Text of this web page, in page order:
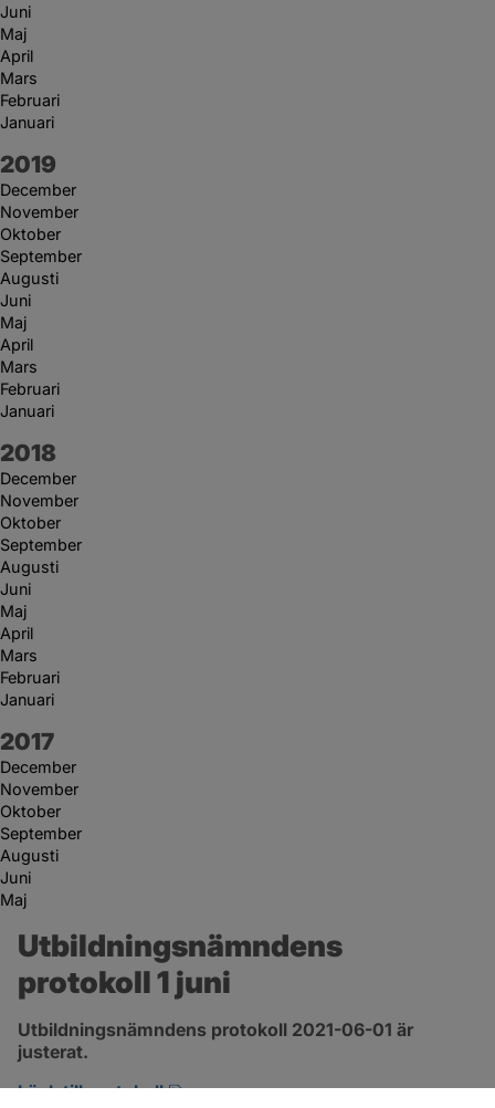
Juni
Maj
April
Mars
Februari
Januari
År:
2019
December
November
Oktober
September
Augusti
Juni
Maj
April
Mars
Februari
Januari
År:
2018
December
November
Oktober
September
Augusti
Juni
Maj
April
Mars
Februari
Januari
År:
2017
December
November
Oktober
September
Augusti
Juni
Maj
Utbildningsnämndens
protokoll 1 juni
Utbildningsnämndens protokoll 2021-06-01 är
justerat.
Länk till protokoll
pdf, 1.3 MB, öppnas i nytt fönster.